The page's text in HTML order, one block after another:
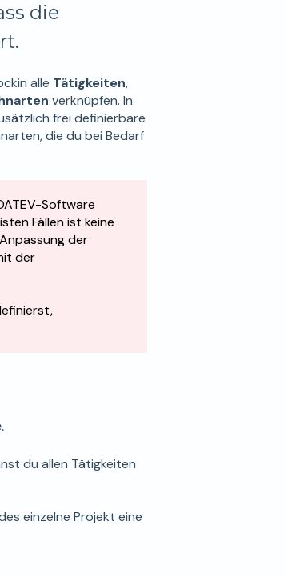
die
alle Tätigkeiten,
verknüpfen. In
frei definierbare
die du bei Bedarf
Software
Fällen ist keine
der
der
du allen Tätigkeiten
einzelne Projekt eine